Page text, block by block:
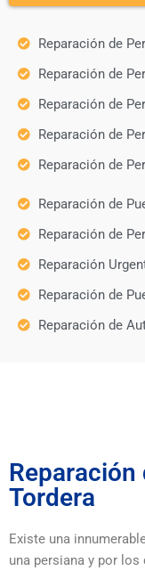
Reparación de
Reparación de
Reparación de
Reparación de
Reparación de
Reparación de
Reparación de
Reparación
Reparación de
Reparación de
Reparación
Tordera
Existe una
una persiana y por